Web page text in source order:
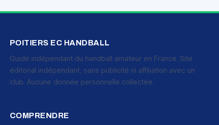
POITIERS EC HANDBALL
Guide indépendant du handball amateur en France. Site
éditorial indépendant, sans publicité ni affiliation avec un
club. Aucune donnée personnelle collectée.
COMPRENDRE